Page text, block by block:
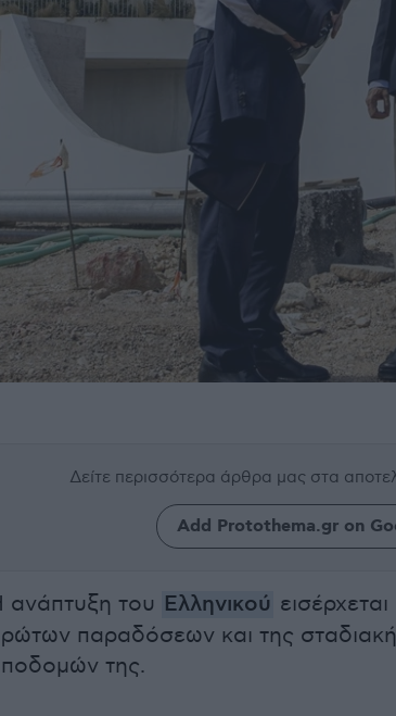
Δείτε περισσότερα άρθρα μας στα
Add Protothema.gr on
ανάπτυξη του Ελληνικού
παραδόσεων και της
της.